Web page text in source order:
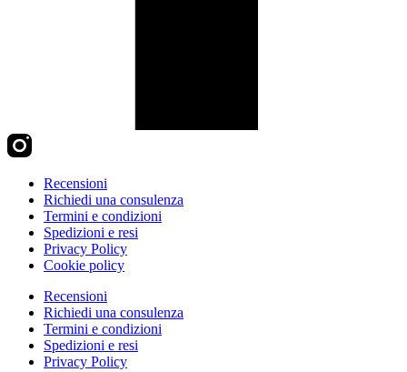
Recensioni
Richiedi una consulenza
Termini e condizioni
Spedizioni e resi
Privacy Policy
Cookie policy
Recensioni
Richiedi una consulenza
Termini e condizioni
Spedizioni e resi
Privacy Policy